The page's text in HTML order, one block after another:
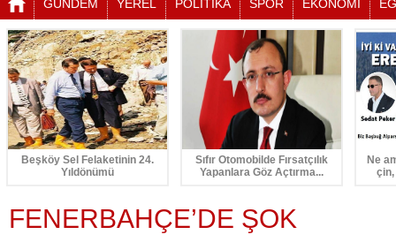
GÜNDEM YEREL POLİTİKA SPOR EKONOMİ
Beşköy Sel Felaketinin 24.
Yıldönümü
Sıfır Otomobilde Fırsatçılık
Yapanlara Göz Açtırma...
Ne
FENERBAHÇE’DE ŞOK